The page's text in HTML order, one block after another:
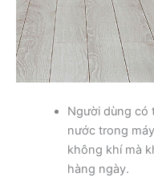
Người dùng có
nước trong
không khí mà
hàng ngày.